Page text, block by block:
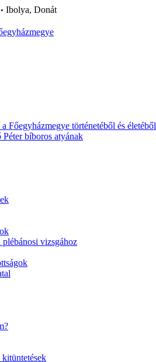
• Ibolya, Donát
Főegyházmegye történetéből és életéből
bíboros atyának
plébánosi vizsgához